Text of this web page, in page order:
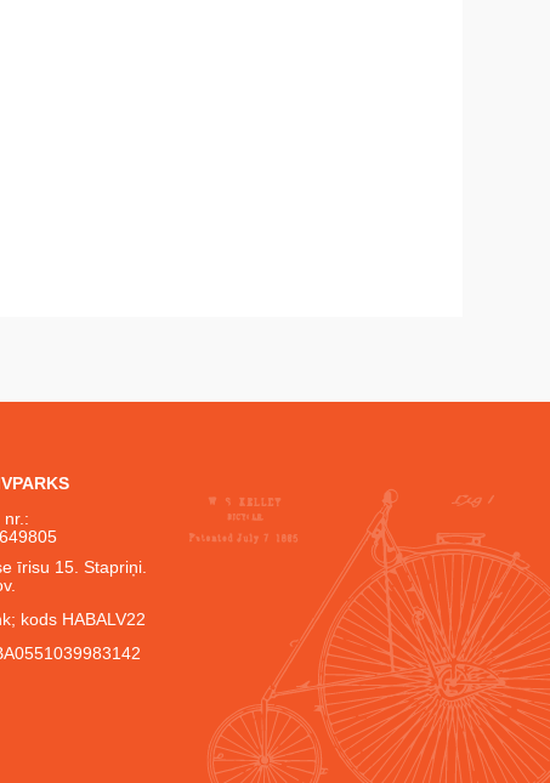
nr.:
īrisu 15. Stapriņi.
kods HABALV22